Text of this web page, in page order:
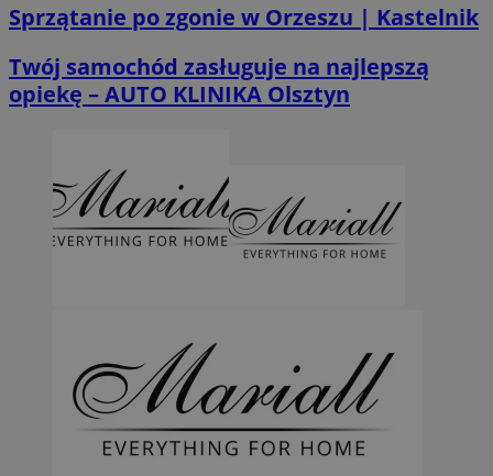
Sprzątanie po zgonie w Orzeszu | Kastelnik
Twój samochód zasługuje na najlepszą
opiekę – AUTO KLINIKA Olsztyn